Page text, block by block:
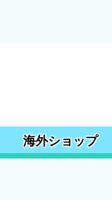
海外ショップ